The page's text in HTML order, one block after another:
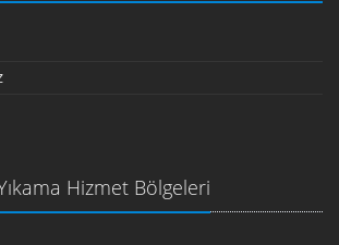
Hizmet Bölgeleri